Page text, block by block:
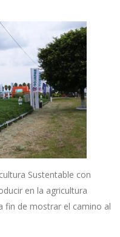
Sustentable con
en la agricultura
fin de mostrar el camino al